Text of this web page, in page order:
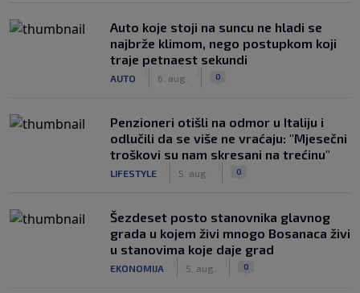
Auto koje stoji na suncu ne hladi se
najbrže klimom, nego postupkom koji
traje petnaest sekundi
AUTO 6. aug. 0
Penzioneri otišli na odmor u Italiju i
odlučili da se više ne vraćaju: "Mjesečni
troškovi su nam skresani na trećinu"
LIFESTYLE 5. aug. 0
Šezdeset posto stanovnika glavnog
grada u kojem živi mnogo Bosanaca živi
u stanovima koje daje grad
EKONOMIJA 5. aug. 0